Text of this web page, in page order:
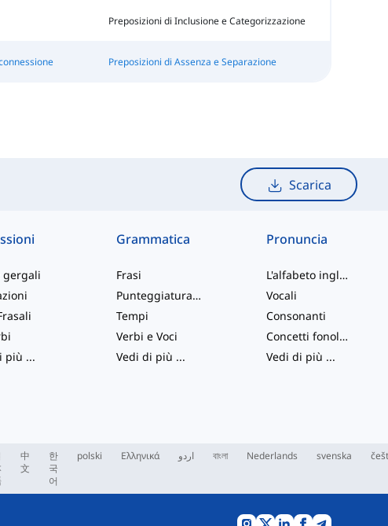
Preposizioni di Inclusione e Categorizzazione
Preposizioni di Assenza e Separazione
Scarica
gergali
più ...
Grammatica
Frasi
Punteggiatura e Ortografia
Tempi
Verbi e Voci
Vedi di più ...
Pronuncia
L'alfabeto inglese
Vocali
Consonanti
Concetti fonologici
Vedi di più ...
中
文
한
국
어
polski Ελληνικά اردو বাংলা Nederlands svenska